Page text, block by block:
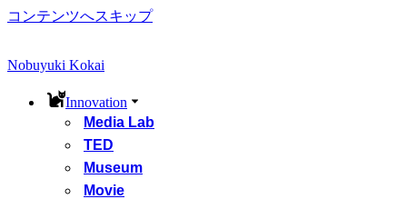
コンテンツへスキップ
Nobuyuki Kokai
Innovation
Media Lab
TED
Museum
Movie